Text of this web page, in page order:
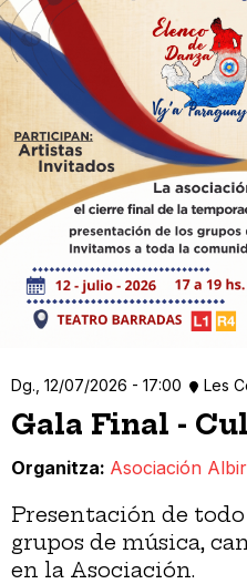
Dg., 12/07/2026 - 17:00 Les
Gala Final -
Organitza Asociación
Presentación de
grupos de música,
en la Asociación.